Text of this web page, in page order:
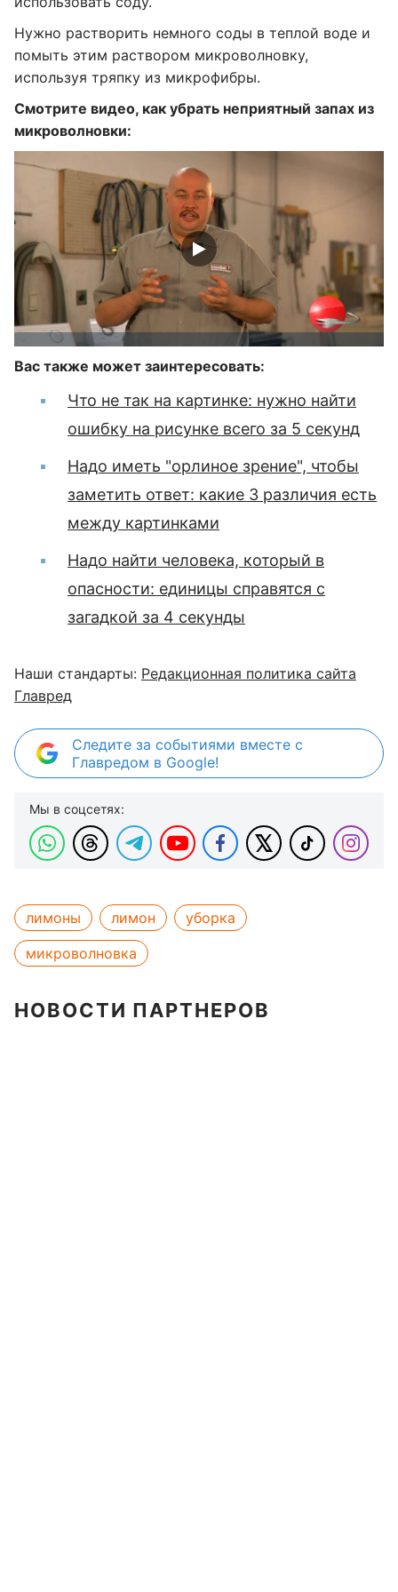
Нужно растворить немного соды в теплой воде и
помыть этим раствором микроволновку,
используя тряпку из микрофибры.
Смотрите видео, как убрать неприятный запах из
микроволновки:
Вас также может заинтересовать:
Что не так на картинке: нужно найти
ошибку на рисунке всего за 5 секунд
Надо иметь "орлиное зрение", чтобы
заметить ответ: какие 3 различия есть
между картинками
Надо найти человека, который в
опасности: единицы справятся с
загадкой за 4 секунды
Наши стандарты: Редакционная политика сайта
Главред
Следите за событиями вместе с
Главредом в Google!
Мы в соцсетях:
лимоны лимон
уборка
микроволновка
НОВОСТИ ПАРТНЕРОВ